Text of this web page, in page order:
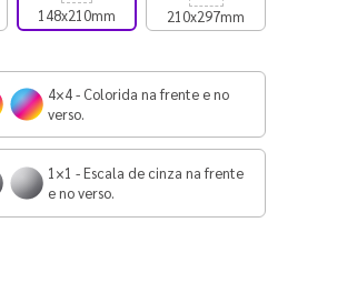
148x210mm 210x297mm
4×4 - Colorida na frente e no
verso.
1×1 - Escala de cinza na frente
e no verso.